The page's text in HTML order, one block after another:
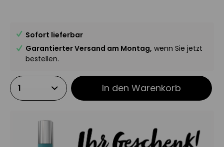
Sofort lieferbar
Garantierter Versand am Montag, wenn Sie jetzt
bestellen.
In den Warenkorb